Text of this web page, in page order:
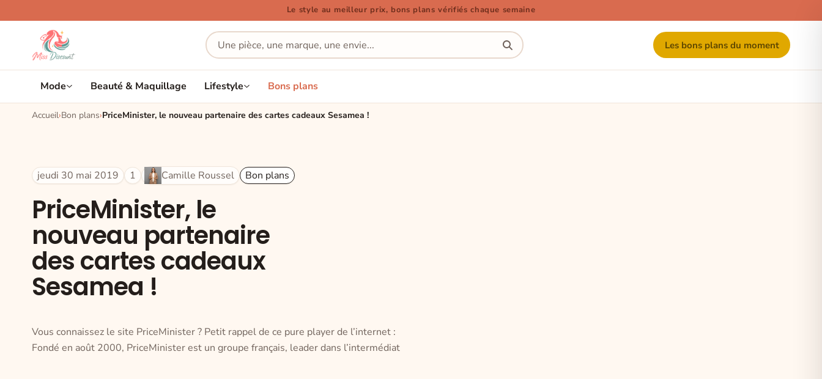
Le style au meilleur prix, bons plans vérifiés chaque semaine
Les bons plans du moment
Mode Beauté & Maquillage Lifestyle Bons plans
Accueil Bon plans PriceMinister, le nouveau partenaire des cartes cadeaux Sesamea !
jeudi 30 mai 2019 1 Camille Roussel Bon plans
PriceMinister, le
nouveau partenaire
des cartes cadeaux
Sesamea !
Vous connaissez le site PriceMinister ? Petit rappel de ce pure player de l’internet :
Fondé en août 2000, PriceMinister est un groupe français, leader dans l’intermédiat